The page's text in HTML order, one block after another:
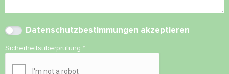
Datenschutzbestimmungen akzeptieren
Sicherheitsüberprüfung *